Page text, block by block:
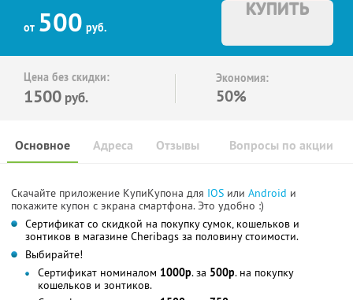
от 500 руб.
КУПИТЬ
Цена без скидки:
1500 руб.
Экономия:
50%
Основное Отзывы Вопросы по акции
Адреса
Скачайте приложение КупиКупона для IOS или Android и
покажите купон с экрана смартфона. Это удобно :)
Сертификат со скидкой на покупку сумок, кошельков и
зонтиков в магазине Cheribags за половину стоимости.
Выбирайте!
Сертификат номиналом 1000р. за 500р. на покупку
кошельков и зонтиков.